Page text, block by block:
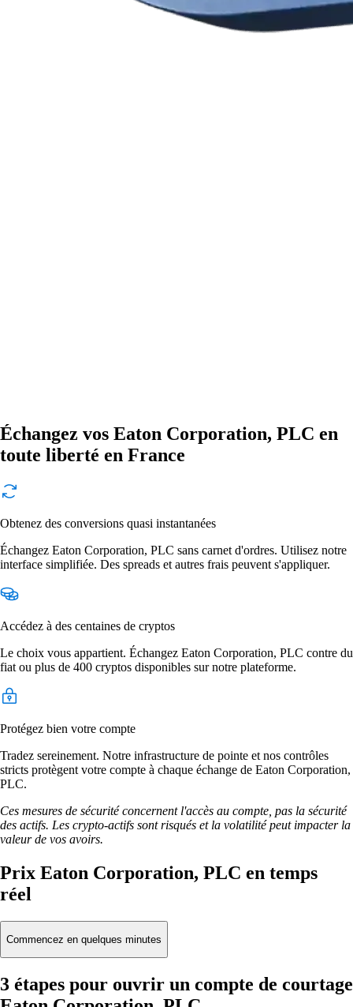
Échangez vos Eaton Corporation, PLC en
toute liberté en France
Obtenez des conversions quasi instantanées
Échangez Eaton Corporation, PLC sans carnet d'ordres. Utilisez notre
interface simplifiée. Des spreads et autres frais peuvent s'appliquer.
Accédez à des centaines de cryptos
Le choix vous appartient. Échangez Eaton Corporation, PLC contre du
fiat ou plus de 400 cryptos disponibles sur notre plateforme.
Protégez bien votre compte
Tradez sereinement. Notre infrastructure de pointe et nos contrôles
stricts protègent votre compte à chaque échange de Eaton Corporation,
PLC.
Ces mesures de sécurité concernent l'accès au compte, pas la sécurité
des actifs. Les crypto-actifs sont risqués et la volatilité peut impacter la
valeur de vos avoirs.
Prix Eaton Corporation, PLC en temps
réel
Commencez en quelques minutes
3 étapes pour ouvrir un compte de courtage